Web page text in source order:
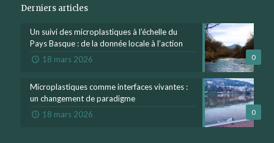
Derniers articles
0
Un suivi des microplastiques à l’échelle du
Pays Basque : de la donnée locale à l’action
18 mars 2026
0
Microplastiques comme interfaces vivantes :
un changement de paradigme
18 mars 2026